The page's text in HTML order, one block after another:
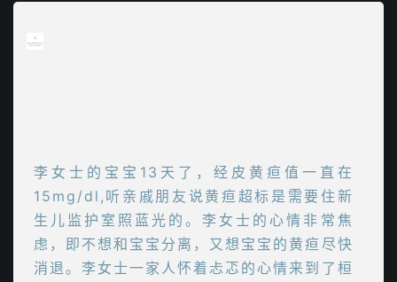
李女士的宝宝13天了，经皮黄疸值一直在
15mg/dl,听亲戚朋友说黄疸超标是需要住新
生儿监护室照蓝光的。李女士的心情非常焦
虑，即不想和宝宝分离，又想宝宝的黄疸尽快
消退。李女士一家人怀着忐忑的心情来到了桓